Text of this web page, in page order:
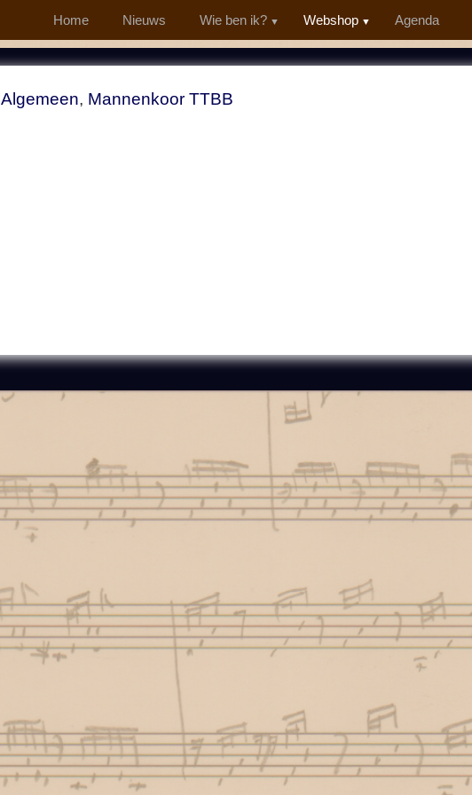
Home Nieuws Wie ben ik? Webshop Agenda
Algemeen, Mannenkoor TTBB